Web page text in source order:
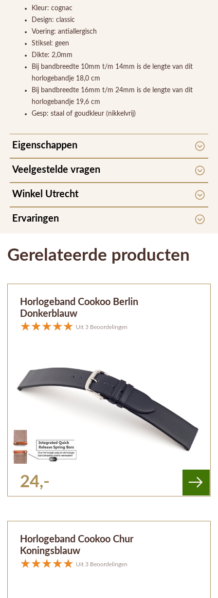
Kleur: cognac
Design: classic
Voering: antiallergisch
Stiksel: geen
Dikte: 2,0mm
Bij bandbreedte 10mm t/m 14mm is de lengte van dit
horlogebandje 18,0 cm
Bij bandbreedte 16mm t/m 24mm is de lengte van dit
horlogebandje 19,6 cm
Gesp: staal of goudkleur (nikkelvrij)
Eigenschappen
Veelgestelde vragen
Winkel Utrecht
Ervaringen
Gerelateerde producten
Horlogeband Cookoo Berlin
Donkerblauw
Uit 3 Beoordelingen
24,-
Horlogeband Cookoo Chur
Koningsblauw
Uit 3 Beoordelingen